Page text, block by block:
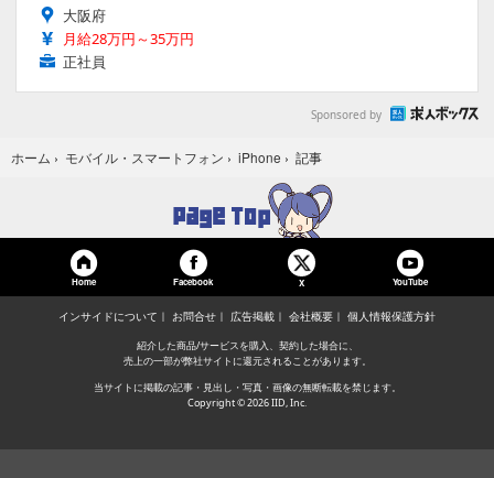
大阪府
月給28万円～35万円
正社員
Sponsored by
ホーム › モバイル・スマートフォン › iPhone › 記事
Home Facebook X YouTube
インサイドについて お問合せ 広告掲載 会社概要 個人情報保護方針
紹介した商品/サービスを購入、契約した場合に、
売上の一部が弊社サイトに還元されることがあります。
当サイトに掲載の記事・見出し・写真・画像の無断転載を禁じます。
Copyright © 2026 IID, Inc.